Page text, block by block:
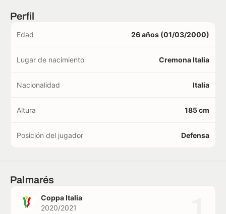
Perfil
Edad 26 años (01/03/2000)
Lugar de nacimiento Cremona Italia
Nacionalidad Italia
Altura 185 cm
Posición del jugador Defensa
Palmarés
Coppa Italia
2020/2021